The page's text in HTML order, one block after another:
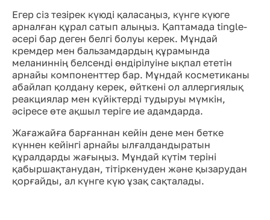
Егер сіз тезірек күюді қаласаңыз, күнге күюге
арналған құрал сатып алыңыз. Қаптамада tingle-
әсері бар деген белгі болуы керек. Мұндай
кремдер мен бальзамдардың құрамында
меланиннің белсенді өндірілуіне ықпал ететін
арнайы компоненттер бар. Мұндай косметиканы
абайлап қолдану керек, өйткені ол аллергиялық
реакциялар мен күйіктерді тудыруы мүмкін,
әсіресе өте ақшыл теріге ие адамдарда.
Жағажайға барғаннан кейін дене мен бетке
күннен кейінгі арнайы ылғалдандыратын
құралдарды жағыңыз. Мұндай күтім теріні
қабыршақтанудан, тітіркенуден және қызарудан
қорғайды, ал күнге күю ұзақ сақталады.